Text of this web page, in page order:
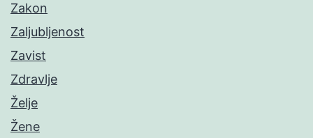
Zakon
Zaljubljenost
Zavist
Zdravlje
Želje
Žene